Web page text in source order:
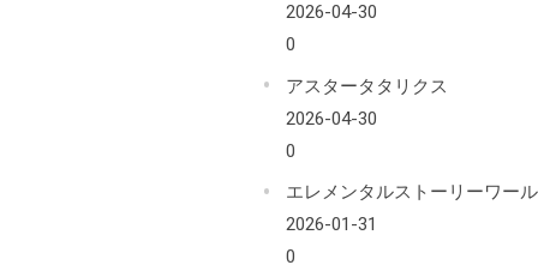
2026-04-30
0
アスタータタリクス
2026-04-30
0
エレメンタルストーリーワー
2026-01-31
0